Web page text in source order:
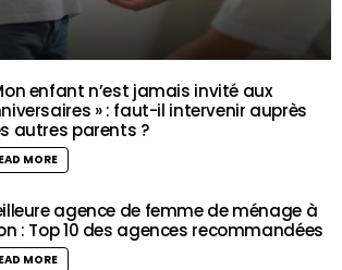
enfant n’est jamais invité aux
» : faut-il intervenir auprès
autres parents ?
MORE
agence de femme de ménage à
: Top 10 des agences recommandées
MORE